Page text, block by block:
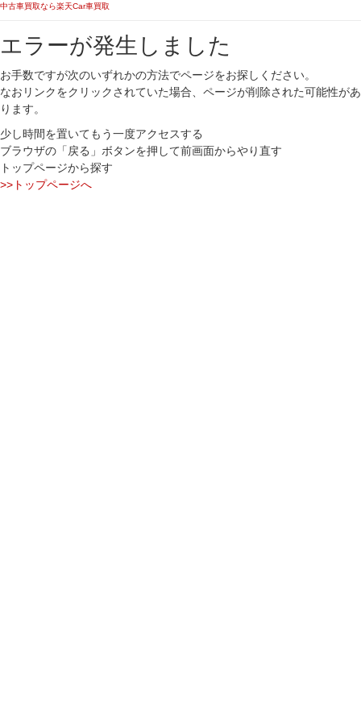
中古車買取なら楽天Car車買取
エラーが発生しました
お手数ですが次のいずれかの方法でページをお探しください。
なおリンクをクリックされていた場合、ページが削除された可能性があ
ります。
少し時間を置いてもう一度アクセスする
ブラウザの「戻る」ボタンを押して前画面からやり直す
トップページから探す
>>トップページへ